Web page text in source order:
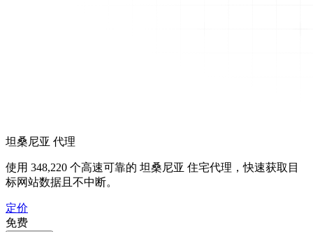
坦桑尼亚 代理
使用 348,220 个高速可靠的 坦桑尼亚 住宅代理，快速获取目
标网站数据且不中断。
定价
免费